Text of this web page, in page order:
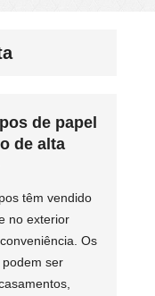
de papel
de alta
têm vendido
no exterior
Os
ser